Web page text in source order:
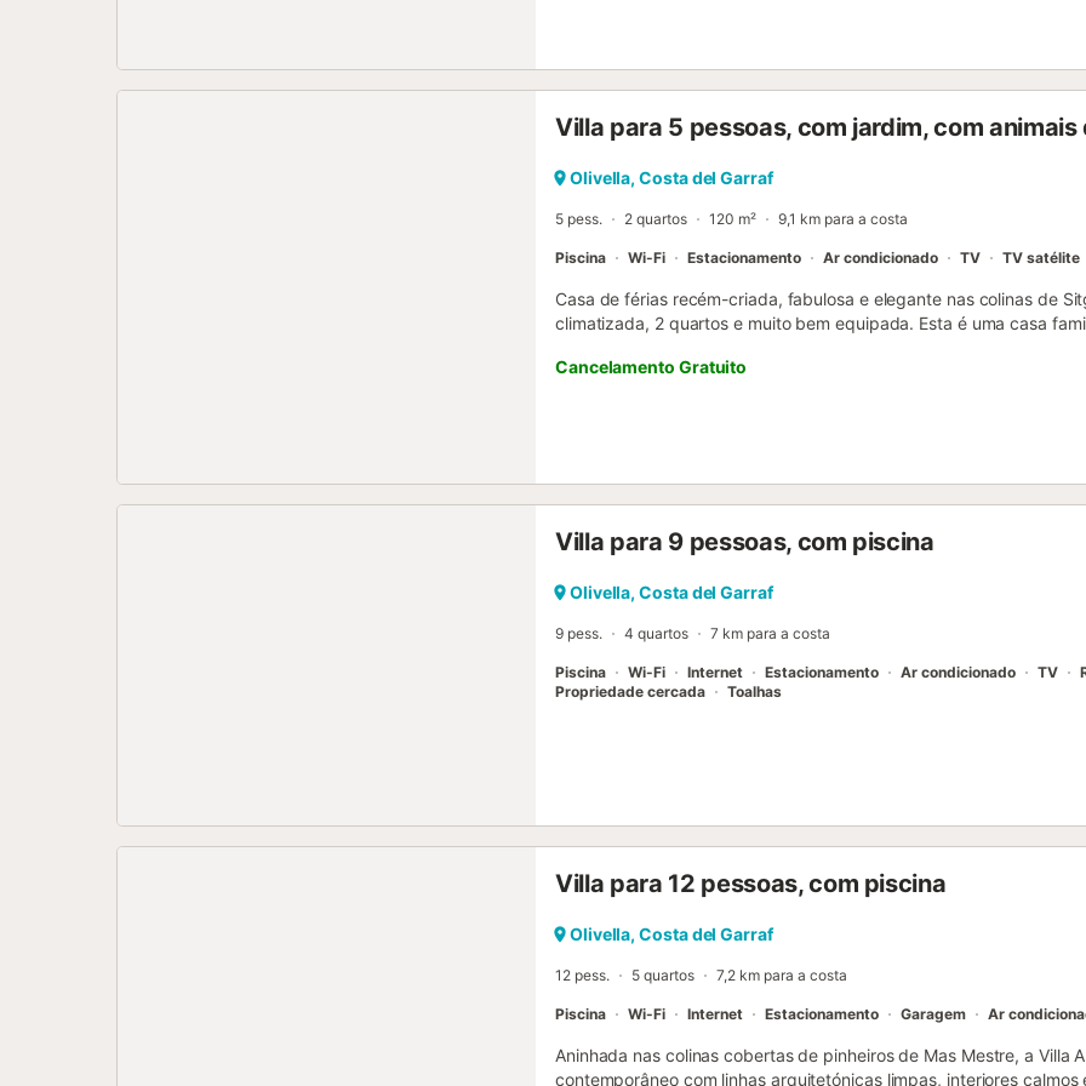
Villa para 5 pessoas, com jardim, com
Olivella, Costa del Garraf
5 pess. 2 quartos 120 m² 9,1 km para a costa
Piscina Wi-Fi Estacionamento Ar condicionado TV TV satélite
Casa de férias recém-criada, fabulosa e elegante nas colinas de
climatizada, 2 quartos e muito bem equipada. Esta é uma casa
privacidade da nossa casa e da sua envolvente natural. Este retiro
deslumbrante (incluindo zona de praia) e terraços muito privados.
terreno privado, no topo de uma encosta íngreme e verde, sem
excecional e vistas fantásticas sobre as colinas de Las Colinas. A
localizada perto do Aeroporto Internacional de Barcelona (30
passeios a cavalo. A famosa região vinícola do Penedès também
camas de alta qualidade). O quarto principal tem casa de banho
espaço de arrumação. O ré...
Cancelamento Gratuito
Villa para 9 pessoas, com piscina
Olivella, Costa del Garraf
9 pess. 4 quartos 7 km para a costa
Piscina Wi-Fi Internet Estacionamento Ar condicionado TV
Propriedade cercada
Toalhas
Villa para 12 pessoas, com piscina
Olivella, Costa del Garraf
12 pess. 5 quartos 7,2 km para a costa
Piscina Wi-Fi Internet Estacionamento Garagem Ar
Aninhada nas colinas cobertas de pinheiros de Mas Mestre, a Villa
contemporâneo com linhas arquitetónicas limpas, interiores